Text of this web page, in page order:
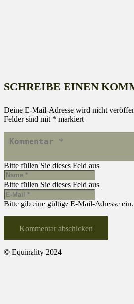
SCHREIBE EINEN
Deine E-Mail-Adresse wird nicht
Felder sind mit * markiert
Bitte füllen Sie dieses Feld aus.
Bitte füllen Sie dieses Feld aus.
Bitte gib eine gültige E-Mail-Adresse ein.
Kommentar abschicken
© Equinality 2024